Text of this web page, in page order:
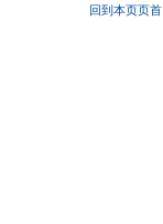
回到本页页首